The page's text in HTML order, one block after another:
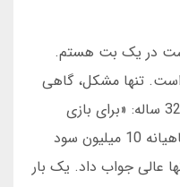
سال است در یک بت هستم.
تنها مشکل، گاهی
مسدود شدن آدرس است.» سارا، 32 ساله: «برای بازی
انفجار، بهترین پلتفرم است. من ماهیانه 10 میلیون سود
آنها عالی جواب داد. یک بار